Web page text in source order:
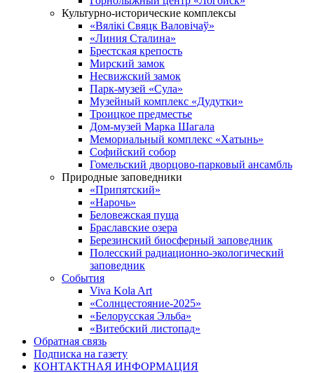
Культурно-исторические комплексы
«Вялікі Свяцк Валовічаў»
«Линия Сталина»
Брестская крепость
Мирский замок
Несвижский замок
Парк-музей «Сула»
Музейный комплекс «Дудутки»
Троицкое предместье
Дом-музей Марка Шагала
Мемориальный комплекс «Хатынь»
Софийский собор
Гомельский дворцово-парковый ансамбль
Природные заповедники
«Припятский»
«Нарочь»
Беловежская пуща
Браславские озера
Березинский биосферный заповедник
Полесский радиационно-экологический
заповедник
События
Viva Kola Art
«Солнцестояние-2025»
«Белорусская Эльба»
«Витебский листопад»
Обратная связь
Подписка на газету
КОНТАКТНАЯ ИНФОРМАЦИЯ